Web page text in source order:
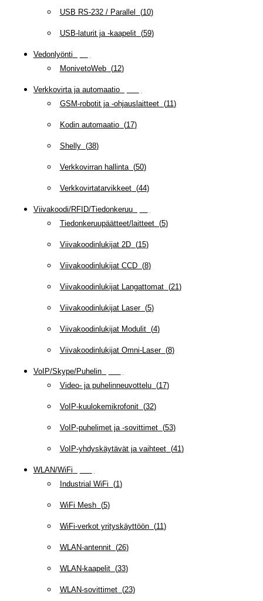
USB RS-232 / Parallel (10)
USB-laturit ja -kaapelit(59)
Vedonlyönti
MonivetoWeb(12)
Verkkovirta ja automaatio(
GSM-robotit ja -ohjauslaitteet(11)
Kodin automaatio(17)
Shelly(38)
Verkkovirran hallinta(50)
Verkkovirtatarvikkeet(44)
Viivakoodi/RFID/Tiedonkeruu(
Tiedonkeruupäätteet/laitteet(5)
Viivakoodinlukijat 2D(15)
Viivakoodinlukijat CCD(8)
Viivakoodinlukijat Langattomat(21)
Viivakoodinlukijat Laser(5)
Viivakoodinlukijat Modulit(4)
Viivakoodinlukijat Omni-Laser(8)
VoIP/Skype/Puhelin(
Video- ja puhelinneuvottelu(17)
VoIP-kuulokemikrofonit(32)
VoIP-puhelimet ja -sovittimet(53)
VoIP-yhdyskäytävät ja vaihteet(41)
WLAN/WiFi
Industrial WiFi (1)
WiFi Mesh(5)
WiFi-verkot yrityskäyttöön(11)
WLAN-antennit(26)
WLAN-kaapelit(33)
WLAN-sovittimet(23)